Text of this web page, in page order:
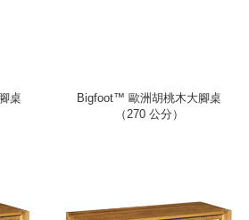
桌
Bigfoot™ 歐洲胡桃木大腳桌
（270 公分）